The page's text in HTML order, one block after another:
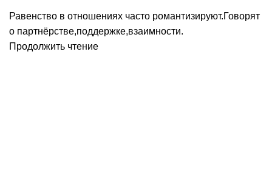
Равенство в отношениях часто романтизируют.Говорят
о партнёрстве,поддержке,взаимности.
Продолжить чтение